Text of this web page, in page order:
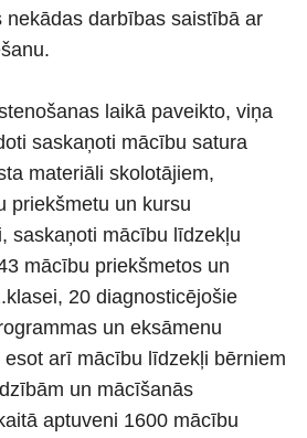
nekādas darbības saistībā ar
laikā paveikto, viņa
saskaņoti mācību satura
materiāli skolotājiem,
priekšmetu un kursu
saskaņoti mācību līdzekļu
mācību priekšmetos un
20 diagnosticējošie
un eksāmenu
arī mācību līdzekļi bērniem
un mācīšanās
aptuveni 1600 mācību